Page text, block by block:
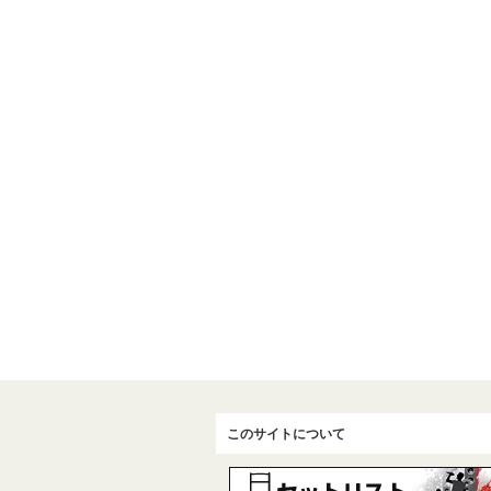
このサイトについて